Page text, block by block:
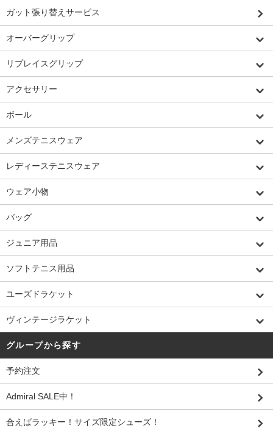
ガット張り替えサービス
オーバーグリップ
リプレイスグリップ
アクセサリー
ボール
メンズテニスウェア
レディーステニスウェア
ウェア小物
バッグ
ジュニア用品
ソフトテニス用品
ユーズドラケット
ヴィンテージラケット
グループから探す
予約注文
Admiral SALE中！
合えばラッキー！サイズ限定シューズ！